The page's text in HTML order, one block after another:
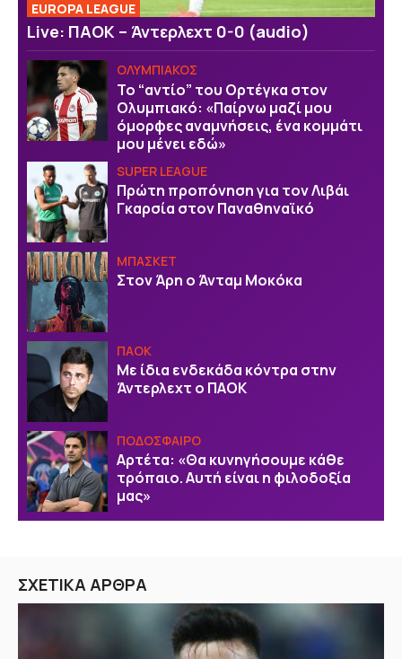
EUROPA LEAGUE
Live: ΠΑΟΚ – Άντερλεχτ 0-0 (audio)
ΟΛΥΜΠΙΑΚΟΣ
Το “αντίο” του Ορτέγκα στον
Ολυμπιακό: «Παίρνω μαζί μου
όμορφες αναμνήσεις, ένα κομμάτι
μου μένει εδώ»
SUPER LEAGUE
Πρώτη προπόνηση για τον Λιβάι
Γκαρσία στον Παναθηναϊκό
ΜΠΑΣΚΕΤ
Στον Άρη ο Άνταμ Μοκόκα
ΠΑΟΚ
Με ίδια ενδεκάδα κόντρα στην
Άντερλεχτ ο ΠΑΟΚ
ΠΟΔΟΣΦΑΙΡΟ
Αρτέτα: «Θα κυνηγήσουμε κάθε
τρόπαιο. Αυτή είναι η φιλοδοξία
μας»
ΣΧΕΤΙΚΑ ΑΡΘΡΑ